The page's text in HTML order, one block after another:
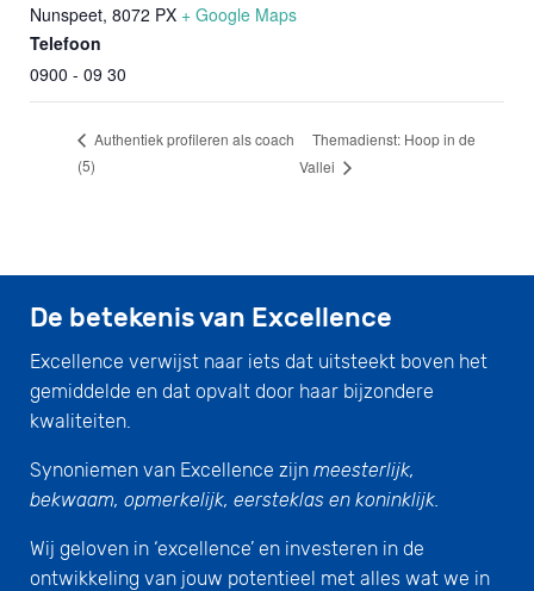
Nunspeet, 8072 PX + Google Maps
Telefoon
0900 - 09 30
Authentiek profileren als coach
(5)
Themadienst: Hoop in de
Vallei
De betekenis van Excellence
Excellence verwijst naar iets dat uitsteekt boven het
gemiddelde en dat opvalt door haar bijzondere
kwaliteiten.
Synoniemen van Excellence zijn meesterlijk,
bekwaam, opmerkelijk, eersteklas en koninklijk.
Wij geloven in ‘excellence’ en investeren in de
ontwikkeling van jouw potentieel met alles wat we in